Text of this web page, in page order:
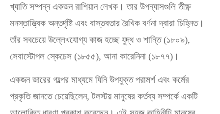
খ্যাতি সম্পন্ন একজন রাশিয়ান লেখক। তার উপন্যাসগুলি তীক্ষ্ণ
মনস্তাত্ত্বিক অন্তর্দৃষ্টি এবং বাস্তবতার রৈখিক বর্ণনা দ্বারা চিহ্নিত।
তাঁর সবচেয়ে উল্লেখযোগ্য কাজ হচ্ছে যুদ্ধ ও শান্তি (১৮০৯),
সেবাস্টোপল স্কেচেস (১৮৫৫), আনা কারেনিনা (১৮৭৭)।
একজন জারের গল্পের মাধ্যমে যিনি উপযুক্ত পরামর্শ এবং কর্মের
প্রকৃতি জানতে চেয়েছিলেন, টলস্টয় মানুষের কর্তব্য সম্পর্কে একটি